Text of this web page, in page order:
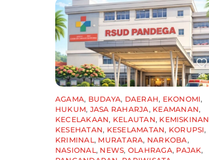
AGAMA, BUDAYA, DAERAH, EKONOMI,
HUKUM, JASA RAHARJA, KEAMANAN,
KECELAKAAN, KELAUTAN, KEMISKINAN
KESEHATAN, KESELAMATAN, KORUPSI,
KRIMINAL , MURATARA, NARKOBA,
NASIONAL , NEWS, OLAHRAGA, PAJAK,